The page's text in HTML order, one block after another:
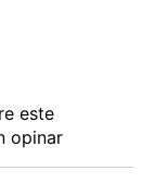
este
opinar